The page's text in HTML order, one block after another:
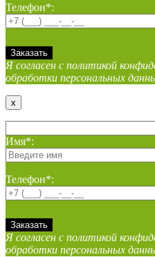
Телефон*:
Я согласен с политикой
обработки персональных
x
Имя*:
Телефон*:
Я согласен с политикой
обработки персональных